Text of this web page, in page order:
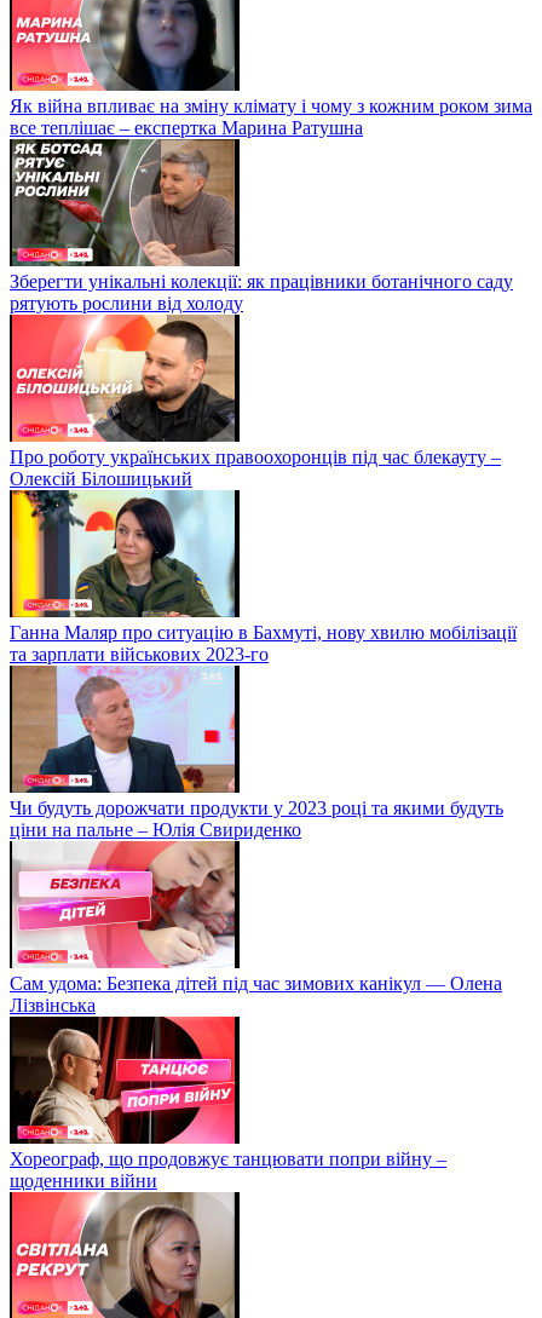
Як війна впливає на зміну клімату і чому з кожним роком зима
все теплішає – експертка Марина Ратушна
Зберегти унікальні колекції: як працівники ботанічного саду
рятують рослини від холоду
Про роботу українських правоохоронців під час блекауту –
Олексій Білошицький
Ганна Маляр про ситуацію в Бахмуті, нову хвилю мобілізації
та зарплати військових 2023-го
Чи будуть дорожчати продукти у 2023 році та якими будуть
ціни на пальне – Юлія Свириденко
Сам удома: Безпека дітей під час зимових канікул — Олена
Лізвінська
Хореограф, що продовжує танцювати попри війну –
щоденники війни